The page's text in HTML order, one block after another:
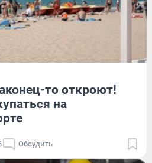
то откроют!
на
Обсудить